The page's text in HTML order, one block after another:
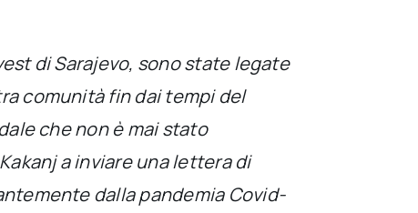
di Sarajevo, sono state legate
comunità fin dai tempi del
che non è mai stato
a inviare una lettera di
dalla pandemia Covid-